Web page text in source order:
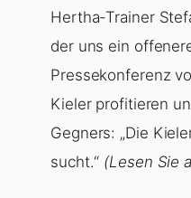
Hertha-Trainer
der uns ein
Pressekonferenz
Kieler profitieren
Gegners: „Die
sucht.“ (Lesen Sie